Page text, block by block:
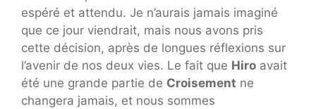
espéré et attendu. Je n’aurais jamais imaginé
que ce jour viendrait, mais nous avons pris
cette décision, après de longues réflexions sur
l’avenir de nos deux vies. Le fait que Hiro avait
été une grande partie de Croisement ne
changera jamais, et nous sommes